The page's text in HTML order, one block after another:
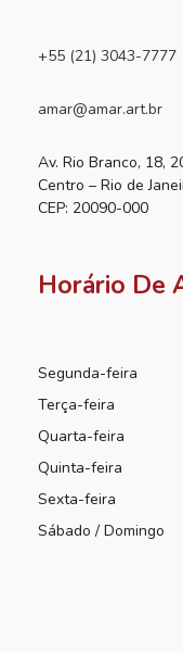
+55 (21) 3043-7777
amar@amar.art.br
Av. Rio Branco, 18,
Centro – Rio de
CEP: 20090-000
Horário De
Segunda-feira
Terça-feira
Quarta-feira
Quinta-feira
Sexta-feira
Sábado / Domingo